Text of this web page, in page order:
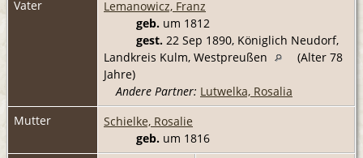
Vater
Lemanowicz, Franz
geb. um 1812
gest. 22 Sep 1890, Königlich Neudorf,
Landkreis Kulm, Westpreußen
(Alter 78
Jahre)
Andere Partner: Lutwelka, Rosalia
Mutter
Schielke, Rosalie
geb. um 1816